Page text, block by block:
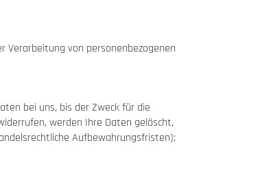
Verarbeitung von personenbezogenen
bei uns, bis der Zweck für die
werden Ihre Daten gelöscht,
Aufbewahrungsfristen);